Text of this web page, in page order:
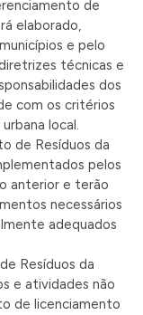
de
elaborado,
e pelo
técnicas e
dos
com os critérios
local.
de Resíduos da
pelos
anterior e terão
necessários
adequados
Resíduos da
e atividades não
de licenciamento